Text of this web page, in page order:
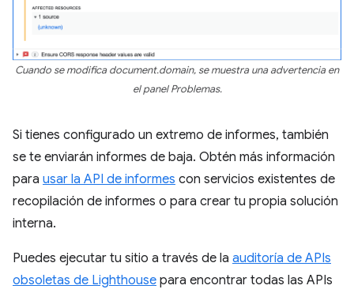
Cuando se modifica document.domain, se muestra una advertencia en
el panel Problemas.
Si tienes configurado un extremo de informes, también
se te enviarán informes de baja. Obtén más información
para usar la API de informes con servicios existentes de
recopilación de informes o para crear tu propia solución
interna.
Puedes ejecutar tu sitio a través de la auditoría de APIs
obsoletas de Lighthouse para encontrar todas las APIs